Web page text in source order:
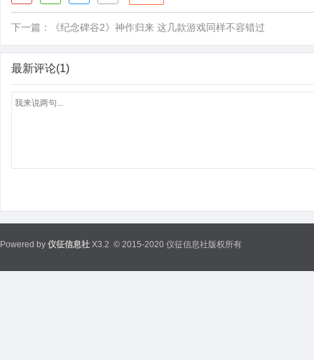
下一篇： 《纪念碑谷2》神作归来 这几款游戏同样不容错过
最新评论(1)
Powered by 仪征信息社 X3.2 © 2015-2020 仪征信息社版权所有